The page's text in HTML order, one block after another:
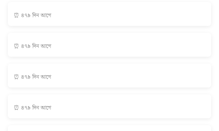
⏰ ৪৭৯ দিন আগে
⏰ ৪৭৯ দিন আগে
⏰ ৪৭৯ দিন আগে
⏰ ৪৭৯ দিন আগে